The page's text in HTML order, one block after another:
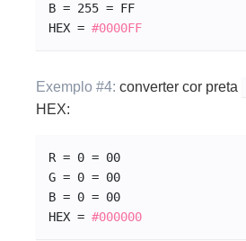
B = 255 = FF
HEX = #0000FF
Exemplo #4: converter cor preta
HEX:
R = 0 = 00
G = 0 = 00
B = 0 = 00
HEX = #000000